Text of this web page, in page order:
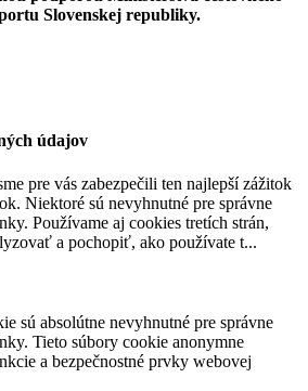
Slovenskej republiky.
údajov
pre vás zabezpečili ten najlepší zážitok
Niektoré sú nevyhnutné pre správne
Používame aj cookies tretích strán,
a pochopiť, ako používate t...
sú absolútne nevyhnutné pre správne
Tieto súbory cookie anonymne
a bezpečnostné prvky webovej